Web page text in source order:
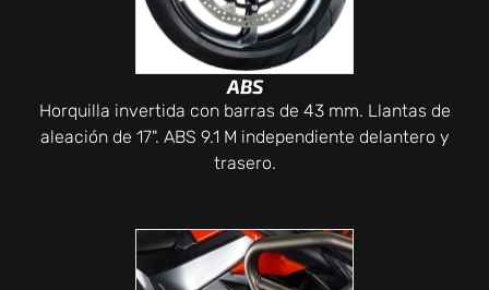
ABS
Horquilla invertida con barras de 43 mm. Llantas de
aleación de 17". ABS 9.1 M independiente delantero y
trasero.